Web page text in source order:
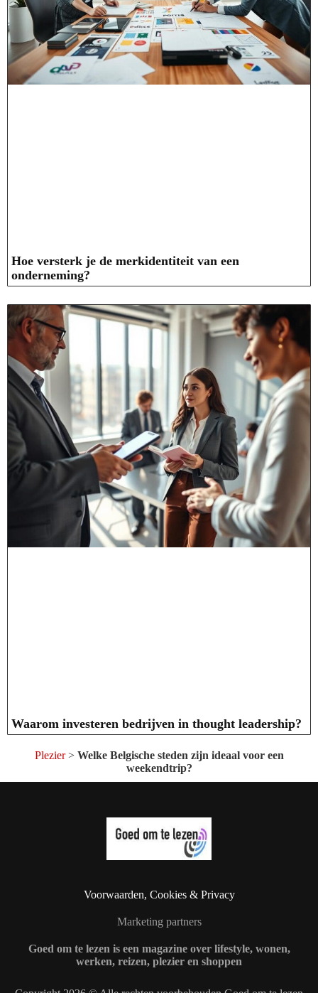
Hoe versterk je de merkidentiteit van een
onderneming?
Waarom investeren bedrijven in thought leadership?
Plezier> Welke Belgische steden zijn ideaal voor een
weekendtrip?
Voorwaarden, Cookies & Privacy
Marketing partners
Goed om te lezen is een magazine over lifestyle, wonen,
werken, reizen, plezier en shoppen